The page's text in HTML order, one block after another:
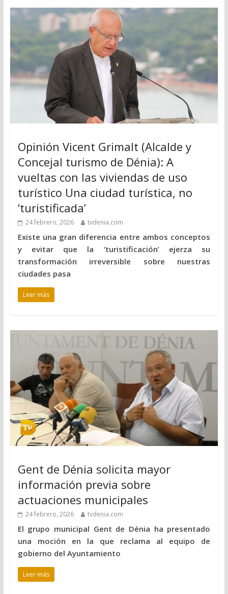
Opinión Vicent Grimalt (Alcalde y
Concejal turismo de Dénia): A
vueltas con las viviendas de uso
turístico Una ciudad turística, no
‘turistificada’
24 febrero, 2026 tvdenia.com
Existe una gran diferencia entre ambos conceptos
y evitar que la ‘turistificación’ ejerza su
transformación irreversible sobre nuestras
ciudades pasa
Leer más
Gent de Dénia solicita mayor
información previa sobre
actuaciones municipales
24 febrero, 2026 tvdenia.com
El grupo municipal Gent de Dénia ha presentado
una moción en la que reclama al equipo de
gobierno del Ayuntamiento
Leer más